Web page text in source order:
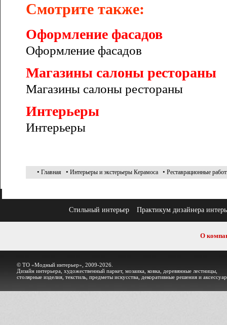
Смотрите также:
Оформление фасадов
Оформление фасадов
Магазины салоны рестораны
Магазины салоны рестораны
Интерьеры
Интерьеры
• Главная • Интерьеры и экстерьеры Керамоса • Реставрационные
Стильный интерьер Практикум дизайнера
О
© ТО «Модный интерьер», 2009-2026.
Дизайн интерьера, художественный паркет, мозаика, ковка, деревянные лестницы,
столярные изделия, текстиль, предметы искусства, декоративные решения и